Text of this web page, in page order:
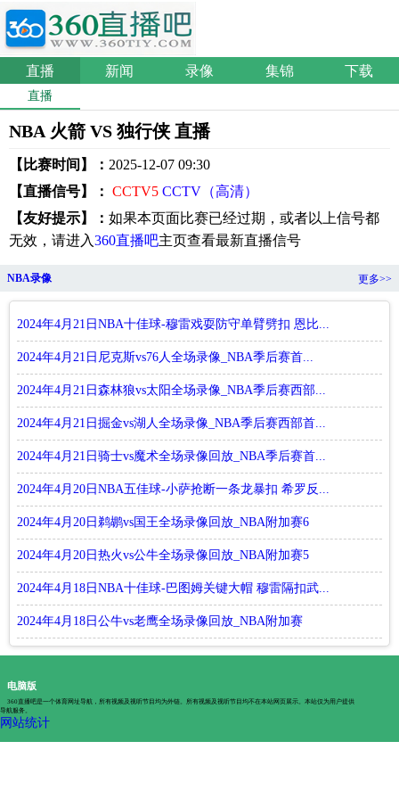
直播 新闻 录像 集锦 下载
直播
NBA 火箭 VS 独行侠 直播
【比赛时间】： 2025-12-07 09:30
【直播信号】： CCTV5 CCTV（高清）
【友好提示】： 如果本页面比赛已经过期，或者以上信号都
无效，请进入360直播吧主页查看最新直播信号
NBA录像 更多>>
2024年4月21日NBA十佳球-穆雷戏耍防守单臂劈扣 恩比...
2024年4月21日尼克斯vs76人全场录像_NBA季后赛首...
2024年4月21日森林狼vs太阳全场录像_NBA季后赛西部...
2024年4月21日掘金vs湖人全场录像_NBA季后赛西部首...
2024年4月21日骑士vs魔术全场录像回放_NBA季后赛首...
2024年4月20日NBA五佳球-小萨抢断一条龙暴扣 希罗反...
2024年4月20日鹈鹕vs国王全场录像回放_NBA附加赛6
2024年4月20日热火vs公牛全场录像回放_NBA附加赛5
2024年4月18日NBA十佳球-巴图姆关键大帽 穆雷隔扣武...
2024年4月18日公牛vs老鹰全场录像回放_NBA附加赛
电脑版
360直播吧是一个体育网址导航，所有视频及视听节目均为外链。所有视频及视听节目均不在本站网页展示。本站仅为用户提供
导航服务。
网站统计